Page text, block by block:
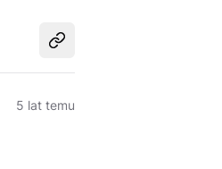
Udostępnij
5 lat temu